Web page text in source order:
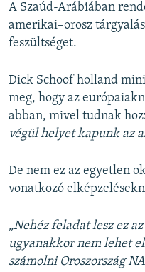
A Szaúd-Arábiában
amerikai–orosz
feszültséget.
Dick Schoof holland
meg, hogy az
abban, mivel tudnak
végül helyet kapunk az
De nem ez az egyetlen
vonatkozó
„Nehéz feladat lesz ez
ugyanakkor nem lehet
számolni Oroszország